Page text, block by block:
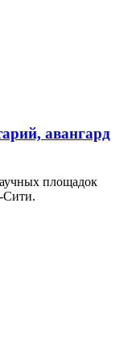
авангард
площадок
Сити.